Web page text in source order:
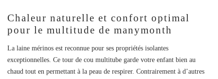
Chaleur naturelle et confort optimal
pour le multitude de manymonth
La laine mérinos est reconnue pour ses propriétés isolantes
exceptionnelles. Ce tour de cou multitube garde votre enfant bien au
chaud tout en permettant à la peau de respirer. Contrairement à d’autres